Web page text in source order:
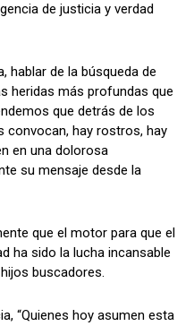
de justicia y verdad
hablar de la búsqueda de
heridas más profundas que
que detrás de los
convocan, hay rostros, hay
en una dolorosa
su mensaje desde la
que el motor para que el
ha sido la lucha incansable
buscadores.
“Quienes hoy asumen esta